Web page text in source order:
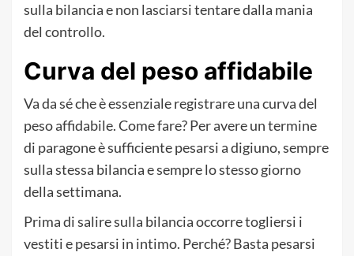
sulla bilancia e non lasciarsi tentare dalla mania
del controllo.
Curva del peso affidabile
Va da sé che è essenziale registrare una curva del
peso affidabile. Come fare? Per avere un termine
di paragone è sufficiente pesarsi a digiuno, sempre
sulla stessa bilancia e sempre lo stesso giorno
della settimana.
Prima di salire sulla bilancia occorre togliersi i
vestiti e pesarsi in intimo. Perché? Basta pesarsi